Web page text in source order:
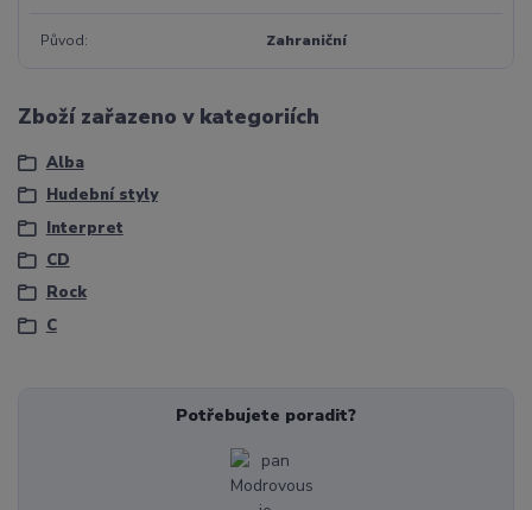
Původ Zahraniční
Zboží zařazeno v kategoriích
Alba
Hudební styly
Interpret
CD
Rock
C
Potřebujete poradit?